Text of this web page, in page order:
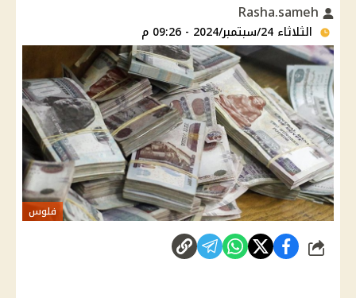
الثلاثاء 24/سبتمبر/2024 - 09:26 م
فلوس
شارك